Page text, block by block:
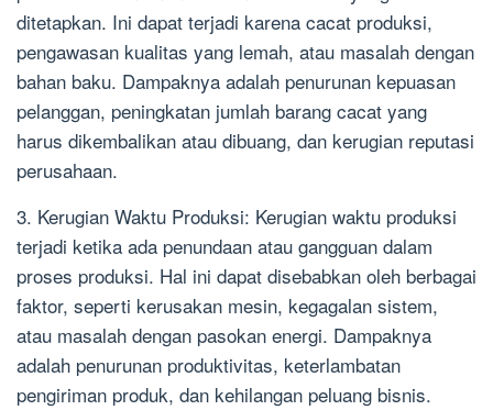
ditetapkan. Ini dapat terjadi karena cacat produksi,
pengawasan kualitas yang lemah, atau masalah dengan
bahan baku. Dampaknya adalah penurunan kepuasan
pelanggan, peningkatan jumlah barang cacat yang
harus dikembalikan atau dibuang, dan kerugian reputasi
perusahaan.
3. Kerugian Waktu Produksi: Kerugian waktu produksi
terjadi ketika ada penundaan atau gangguan dalam
proses produksi. Hal ini dapat disebabkan oleh berbagai
faktor, seperti kerusakan mesin, kegagalan sistem,
atau masalah dengan pasokan energi. Dampaknya
adalah penurunan produktivitas, keterlambatan
pengiriman produk, dan kehilangan peluang bisnis.